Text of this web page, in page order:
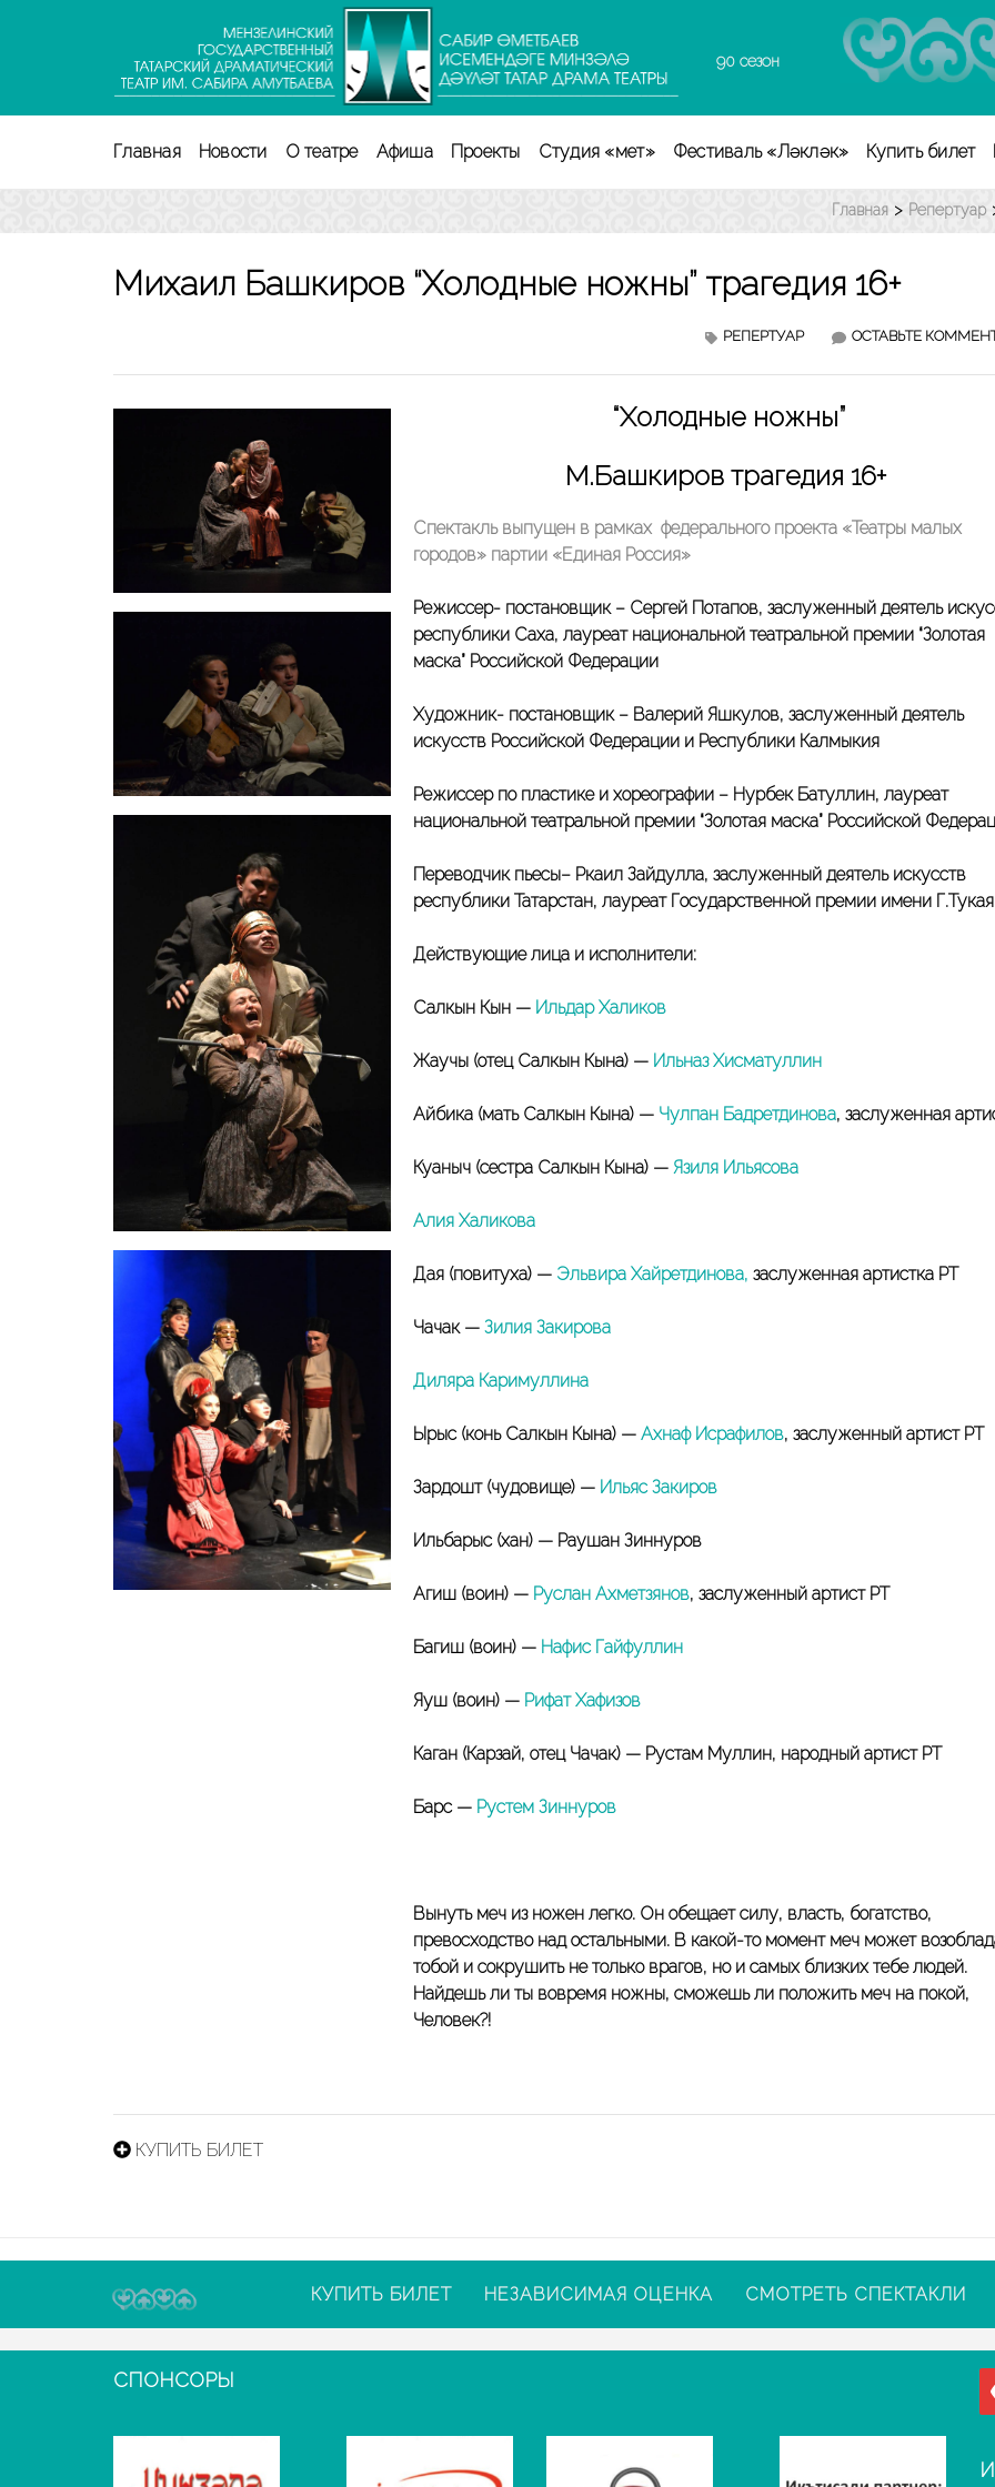
Enter)
90 сезон
Главная Новости О театре Афиша Проекты Студия «Өмет» Фестиваль «Ләкләк» Купить билет
Главная > Репертуар
Михаил Башкиров “Холодные ножны” трагедия 16+
ОСТАВЬТЕ
РЕПЕРТУАР
“Холодные ножны”
М.Башкиров трагедия 16+
Спектакль выпущен в рамках федерального проекта «Театры малых
городов» партии «Единая Россия»
Режиссер- постановщик – Сергей Потапов, заслуженный деятель
республики Саха, лауреат национальной театральной премии “Золотая
маска” Российской Федерации
Художник- постановщик – Валерий Яшкулов, заслуженный деятель
искусств Российской Федерации и Республики Калмыкия
Режиссер по пластике и хореографии – Нурбек Батуллин, лауреат
национальной театральной премии “Золотая маска” Российской
Переводчик пьесы– Ркаил Зайдулла, заслуженный деятель искусств
республики Татарстан, лауреат Государственной премии имени Г.Тукая
Действующие лица и исполнители:
Салкын Кын — Ильдар Халиков
Жаучы (отец Салкын Кына) — Ильназ Хисматуллин
Айбика (мать Салкын Кына) — Чулпан Бадретдинова, заслуженная
Куаныч (сестра Салкын Кына) — Язиля Ильясова
Алия Халикова
Дая (повитуха) — Эльвира Хайретдинова, заслуженная артистка РТ
Чачак — Зилия Закирова
Диляра Каримуллина
Ырыс (конь Салкын Кына) — Ахнаф Исрафилов, заслуженный артист РТ
Зардошт (чудовище) — Ильяс Закиров
Ильбарыс (хан) — Раушан Зиннуров
Агиш (воин) — Руслан Ахметзянов, заслуженный артист РТ
Багиш (воин) — Нафис Гайфуллин
Яуш (воин) — Рифат Хафизов
Каган (Карзай, отец Чачак) — Рустам Муллин, народный артист РТ
Барс — Рустем Зиннуров
Вынуть меч из ножен легко. Он обещает силу, власть, богатство,
превосходство над остальными. В какой-то момент меч может
тобой и сокрушить не только врагов, но и самых близких тебе людей.
Найдешь ли ты вовремя ножны, сможешь ли положить меч на покой,
Человек?!
КУПИТЬ БИЛЕТ
КУПИТЬ БИЛЕТ НЕЗАВИСИМАЯ ОЦЕНКА СМОТРЕТЬ СПЕКТАКЛИ
СПОНСОРЫ